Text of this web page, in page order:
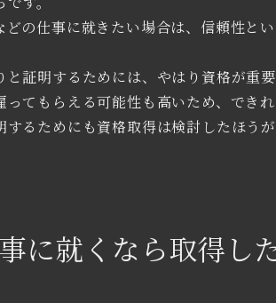
の仕事に就きたい場合は、信頼性と
証明するためには、やはり資格が重
ってもらえる可能性も高いため、でき
するためにも資格取得は検討したほう
に就くなら取得し